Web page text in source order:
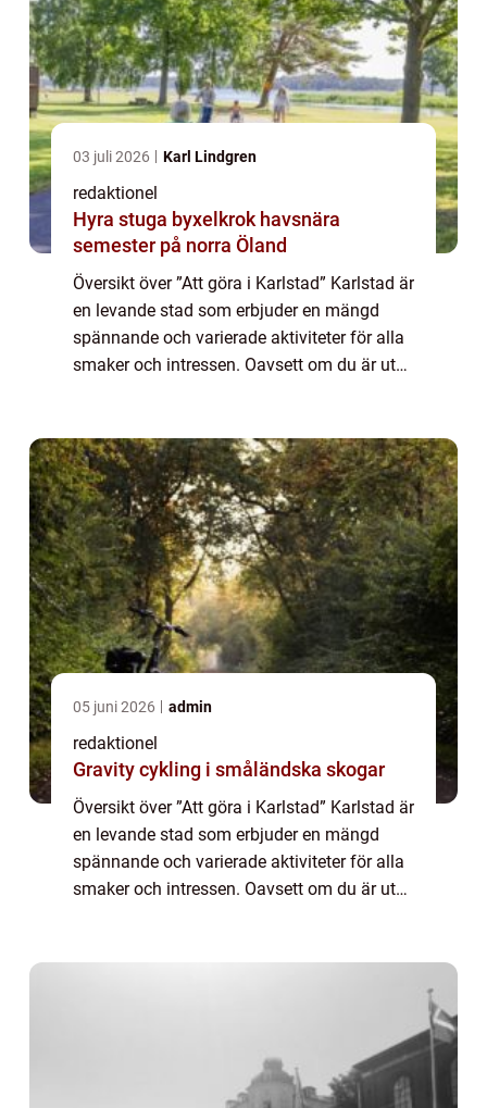
03 juli 2026 Karl Lindgren
redaktionel
Hyra stuga byxelkrok havsnära
semester på norra Öland
Översikt över ”Att göra i Karlstad” Karlstad är
en levande stad som erbjuder en mängd
spännande och varierade aktiviteter för alla
smaker och intressen. Oavsett om du är ute
05 juni 2026 admin
redaktionel
Gravity cykling i småländska skogar
Översikt över ”Att göra i Karlstad” Karlstad är
en levande stad som erbjuder en mängd
spännande och varierade aktiviteter för alla
smaker och intressen. Oavsett om du är ute